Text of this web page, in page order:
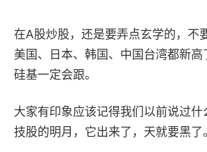
在A股炒股，还是要弄点玄学的，不
美国、日本、韩国、中国台湾都新
硅基一定会跟。
大家有印象应该记得我们以前说过
技股的明月，它出来了，天就要黑了。